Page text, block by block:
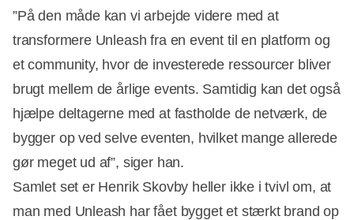
”På den måde kan vi arbejde videre med at
transformere Unleash fra en event til en platform og
et community, hvor de investerede ressourcer bliver
brugt mellem de årlige events. Samtidig kan det også
hjælpe deltagerne med at fastholde de netværk, de
bygger op ved selve eventen, hvilket mange allerede
gør meget ud af”, siger han.
Samlet set er Henrik Skovby heller ikke i tvivl om, at
man med Unleash har fået bygget et stærkt brand op